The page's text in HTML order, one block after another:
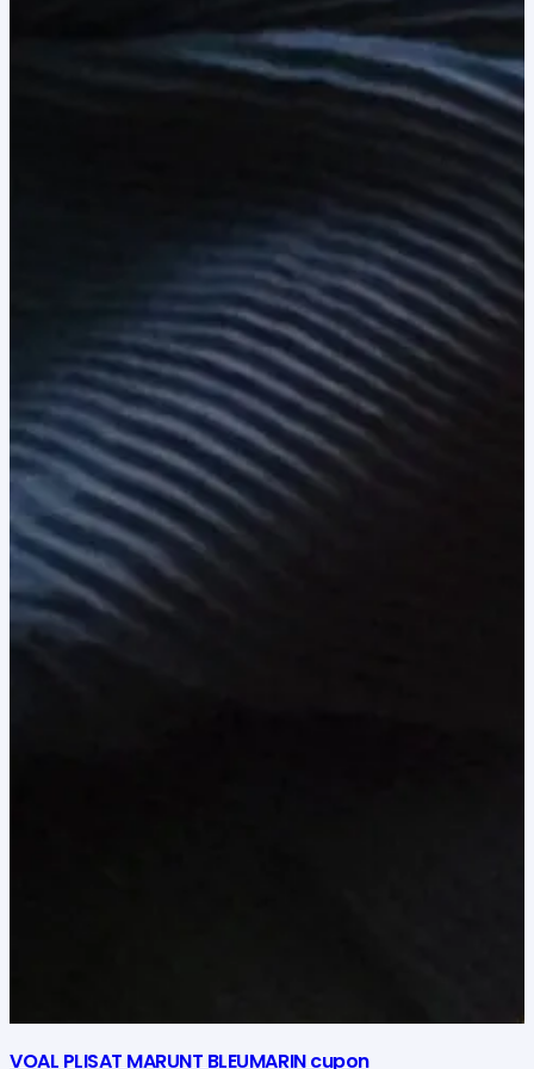
VOAL PLISAT MARUNT BLEUMARIN cupon